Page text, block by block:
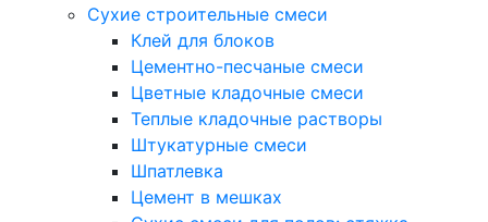
Сухие строительные смеси
Клей для блоков
Цементно-песчаные смеси
Цветные кладочные смеси
Теплые кладочные растворы
Штукатурные смеси
Шпатлевка
Цемент в мешках